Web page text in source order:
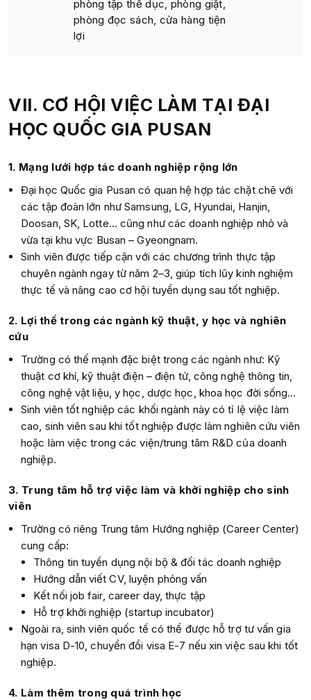
phòng tập thể dục, phòng giặt,
phòng đọc sách, cửa hàng tiện
lợi
VII. CƠ HỘI VIỆC LÀM TẠI ĐẠI
HỌC QUỐC GIA PUSAN
1. Mạng lưới hợp tác doanh nghiệp rộng lớn
Đại học Quốc gia Pusan có quan hệ hợp tác chặt chẽ với
các tập đoàn lớn như Samsung, LG, Hyundai, Hanjin,
Doosan, SK, Lotte… cũng như các doanh nghiệp nhỏ và
vừa tại khu vực Busan – Gyeongnam.
Sinh viên được tiếp cận với các chương trình thực tập
chuyên ngành ngay từ năm 2–3, giúp tích lũy kinh nghiệm
thực tế và nâng cao cơ hội tuyển dụng sau tốt nghiệp.
2. Lợi thế trong các ngành kỹ thuật, y học và nghiên
cứu
Trường có thế mạnh đặc biệt trong các ngành như: Kỹ
thuật cơ khí, kỹ thuật điện – điện tử, công nghệ thông tin,
công nghệ vật liệu, y học, dược học, khoa học đời sống…
Sinh viên tốt nghiệp các khối ngành này có tỉ lệ việc làm
cao, sinh viên sau khi tốt nghiệp được làm nghiên cứu viên
hoặc làm việc trong các viện/trung tâm R&D của doanh
nghiệp.
3. Trung tâm hỗ trợ việc làm và khởi nghiệp cho sinh
viên
Trường có riêng Trung tâm Hướng nghiệp (Career Center)
cung cấp:
Thông tin tuyển dụng nội bộ & đối tác doanh nghiệp
Hướng dẫn viết CV, luyện phỏng vấn
Kết nối job fair, career day, thực tập
Hỗ trợ khởi nghiệp (startup incubator)
Ngoài ra, sinh viên quốc tế có thể được hỗ trợ tư vấn gia
hạn visa D-10, chuyển đổi visa E-7 nếu xin việc sau khi tốt
nghiệp.
4. Làm thêm trong quá trình học